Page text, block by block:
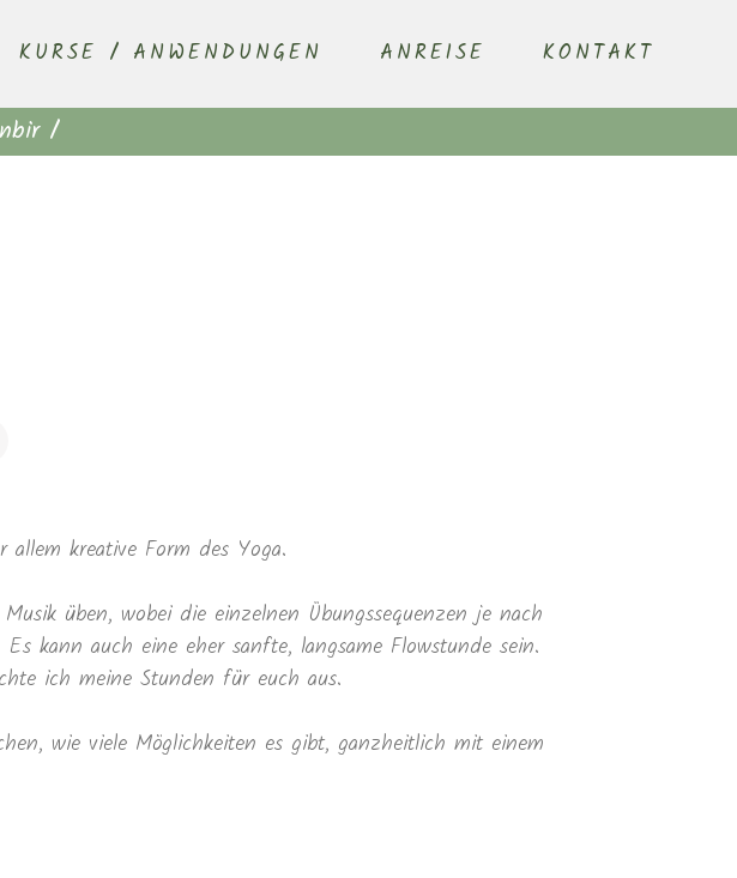
KURSE / ANWENDUNGEN ANREISE KONTAKT
/
kreative Form des Yoga.
üben, wobei die einzelnen Übungssequenzen je nach
kann auch eine eher sanfte, langsame Flowstunde sein.
ich meine Stunden für euch aus.
wie viele Möglichkeiten es gibt, ganzheitlich mit einem